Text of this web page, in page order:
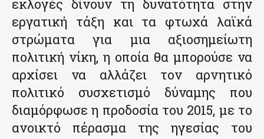
εκλογές δίνουν τη δυνατότητα στην
εργατική τάξη και τα φτωχά λαϊκά
στρώματα για μια αξιοσημείωτη
πολιτική νίκη, η οποία θα μπορούσε να
αρχίσει να αλλάζει τον αρνητικό
πολιτικό συσχετισμό δύναμης που
διαμόρφωσε η προδοσία του 2015, με το
ανοικτό πέρασμα της ηγεσίας του